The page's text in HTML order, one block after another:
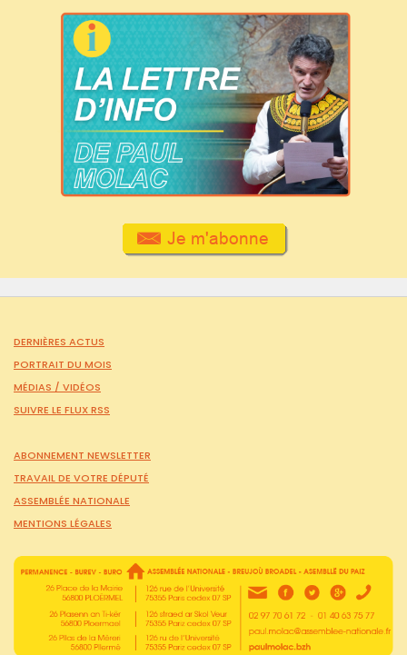
DERNIÈRES ACTUS
PORTRAIT DU MOIS
MÉDIAS / VIDÉOS
SUIVRE LE FLUX RSS
ABONNEMENT NEWSLETTER
TRAVAIL DE VOTRE DÉPUTÉ
ASSEMBLÉE NATIONALE
MENTIONS LÉGALES